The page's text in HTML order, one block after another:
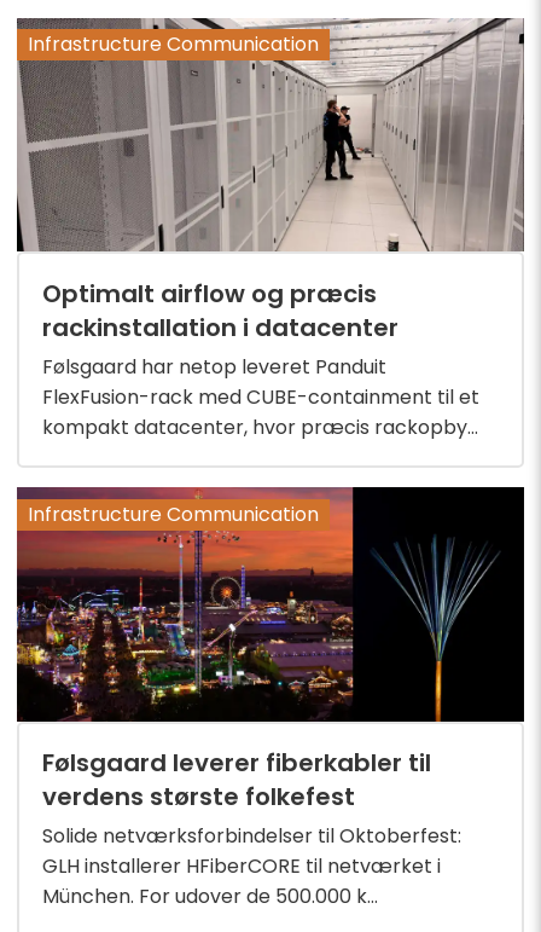
Infrastructure Communication
Optimalt airflow og præcis
rackinstallation i datacenter
Følsgaard har netop leveret Panduit
FlexFusion-rack med CUBE-containment til et
kompakt datacenter, hvor præcis rackopby...
Infrastructure Communication
Følsgaard leverer fiberkabler til
verdens største folkefest
Solide netværksforbindelser til Oktoberfest:
GLH installerer HFiberCORE til netværket i
München. For udover de 500.000 k...